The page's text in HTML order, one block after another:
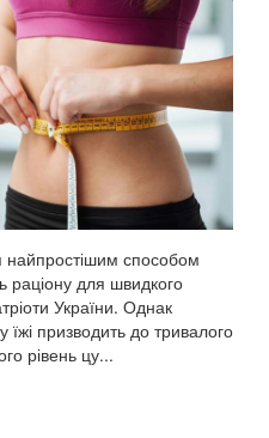
найпростішим способом
раціону для швидкого
України. Однак
їжі призводить до тривалого
рівень цу...